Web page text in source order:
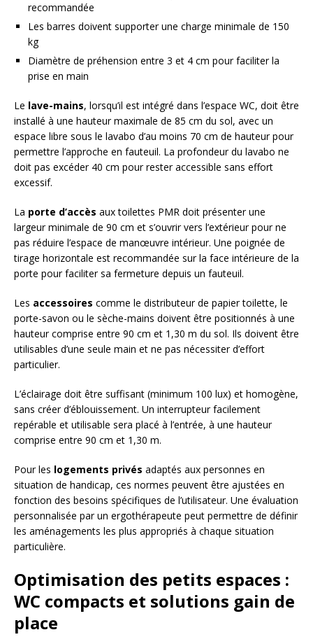
recommandée
Les barres doivent supporter une charge minimale de 150
kg
Diamètre de préhension entre 3 et 4 cm pour faciliter la
prise en main
Le lave-mains, lorsqu’il est intégré dans l’espace WC, doit être
installé à une hauteur maximale de 85 cm du sol, avec un
espace libre sous le lavabo d’au moins 70 cm de hauteur pour
permettre l’approche en fauteuil. La profondeur du lavabo ne
doit pas excéder 40 cm pour rester accessible sans effort
excessif.
La porte d’accès aux toilettes PMR doit présenter une
largeur minimale de 90 cm et s’ouvrir vers l’extérieur pour ne
pas réduire l’espace de manœuvre intérieur. Une poignée de
tirage horizontale est recommandée sur la face intérieure de la
porte pour faciliter sa fermeture depuis un fauteuil.
Les accessoires comme le distributeur de papier toilette, le
porte-savon ou le sèche-mains doivent être positionnés à une
hauteur comprise entre 90 cm et 1,30 m du sol. Ils doivent être
utilisables d’une seule main et ne pas nécessiter d’effort
particulier.
L’éclairage doit être suffisant (minimum 100 lux) et homogène,
sans créer d’éblouissement. Un interrupteur facilement
repérable et utilisable sera placé à l’entrée, à une hauteur
comprise entre 90 cm et 1,30 m.
Pour les logements privés adaptés aux personnes en
situation de handicap, ces normes peuvent être ajustées en
fonction des besoins spécifiques de l’utilisateur. Une évaluation
personnalisée par un ergothérapeute peut permettre de définir
les aménagements les plus appropriés à chaque situation
particulière.
Optimisation des petits espaces :
WC compacts et solutions gain de
place